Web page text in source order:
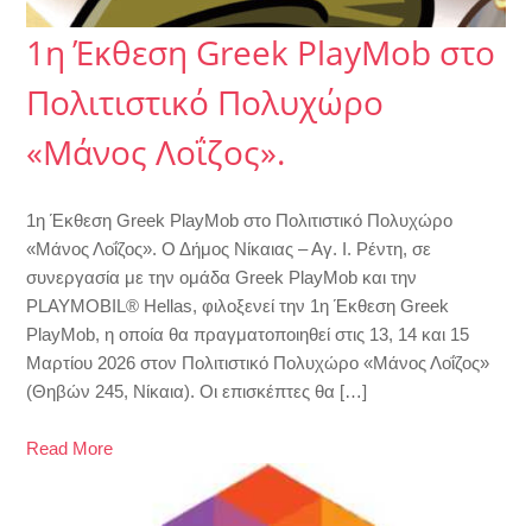
1η Έκθεση Greek PlayMob στο
Πολιτιστικό Πολυχώρο
«Μάνος Λοΐζος».
1η Έκθεση Greek PlayMob στο Πολιτιστικό Πολυχώρο
«Μάνος Λοΐζος». Ο Δήμος Νίκαιας – Αγ. Ι. Ρέντη, σε
συνεργασία με την ομάδα Greek PlayMob και την
PLAYMOBIL® Hellas, φιλοξενεί την 1η Έκθεση Greek
PlayMob, η οποία θα πραγματοποιηθεί στις 13, 14 και 15
Μαρτίου 2026 στον Πολιτιστικό Πολυχώρο «Μάνος Λοΐζος»
(Θηβών 245, Νίκαια). Οι επισκέπτες θα […]
Read More